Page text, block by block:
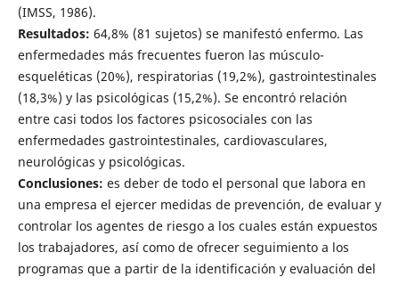
(IMSS, 1986).
Resultados: 64,8% (81 sujetos) se manifestó enfermo. Las
enfermedades más frecuentes fueron las músculo-
esqueléticas (20%), respiratorias (19,2%), gastrointestinales
(18,3%) y las psicológicas (15,2%). Se encontró relación
entre casi todos los factores psicosociales con las
enfermedades gastrointestinales, cardiovasculares,
neurológicas y psicológicas.
Conclusiones: es deber de todo el personal que labora en
una empresa el ejercer medidas de prevención, de evaluar y
controlar los agentes de riesgo a los cuales están expuestos
los trabajadores, así como de ofrecer seguimiento a los
programas que a partir de la identificación y evaluación del